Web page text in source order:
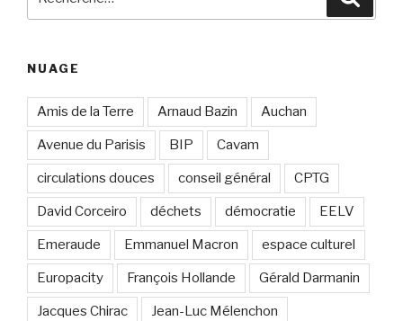
NUAGE
Amis de la Terre Arnaud Bazin Auchan
Avenue du Parisis BIP Cavam
circulations douces conseil général CPTG
David Corceiro déchets démocratie EELV
Emeraude Emmanuel Macron espace culturel
Europacity François Hollande Gérald Darmanin
Jacques Chirac Jean-Luc Mélenchon